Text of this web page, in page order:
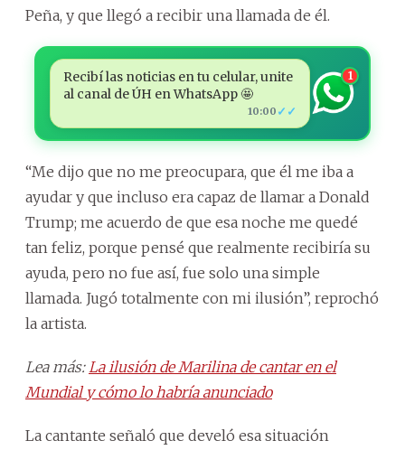
Peña, y que llegó a recibir una llamada de él.
Recibí las noticias en tu celular, unite
al canal de ÚH en WhatsApp 🤩
10:00 ✓✓
1
“Me dijo que no me preocupara, que él me iba a
ayudar y que incluso era capaz de llamar a Donald
Trump; me acuerdo de que esa noche me quedé
tan feliz, porque pensé que realmente recibiría su
ayuda, pero no fue así, fue solo una simple
llamada. Jugó totalmente con mi ilusión”, reprochó
la artista.
Lea más: La ilusión de Marilina de cantar en el
Mundial y cómo lo habría anunciado
La cantante señaló que develó esa situación